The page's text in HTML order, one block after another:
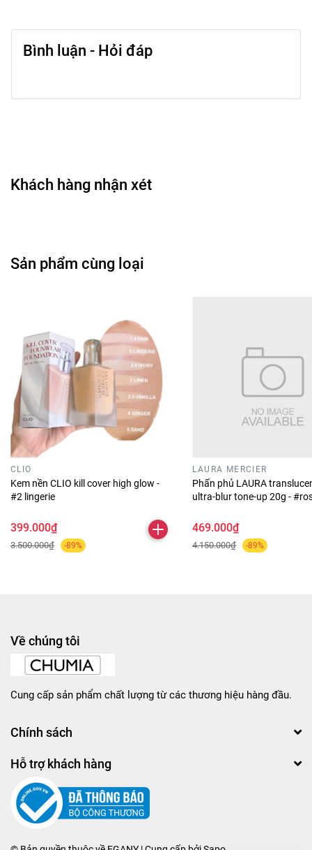
Bình luận - Hỏi đáp
Khách hàng nhận xét
Sản phẩm cùng loại
CLIO
Kem nền CLIO kill cover high glow -
#2 lingerie
399.000₫
3.500.000₫ -89%
LAURA MERCIER
Phấn phủ LAURA
ultra-blur tone-up 20g -
469.000₫
4.150.000₫ -89%
Về chúng tôi
Cung cấp sản phẩm chất lượng từ các thương hiệu hàng đầu.
Chính sách
Hỗ trợ khách hàng